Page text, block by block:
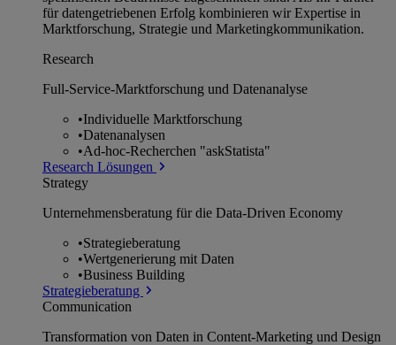
für datengetriebenen Erfolg kombinieren wir Expertise in
Marktforschung, Strategie und Marketingkommunikation.
Research
Full-Service-Marktforschung und Datenanalyse
•Individuelle Marktforschung
•Datenanalysen
•Ad-hoc-Recherchen "askStatista"
Research Lösungen
Strategy
Unternehmens­beratung für die Data-Driven Economy
•Strategieberatung
•Wertgenerierung mit Daten
•Business Building
Strategieberatung
Communication
Transformation von Daten in Content-Marketing und Design